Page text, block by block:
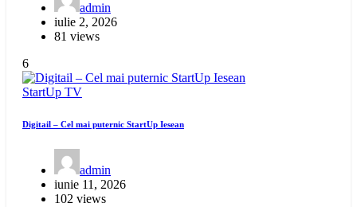
admin
iulie 2, 2026
81 views
6
StartUp TV
Digitail – Cel mai puternic StartUp Iesean
admin
iunie 11, 2026
102 views